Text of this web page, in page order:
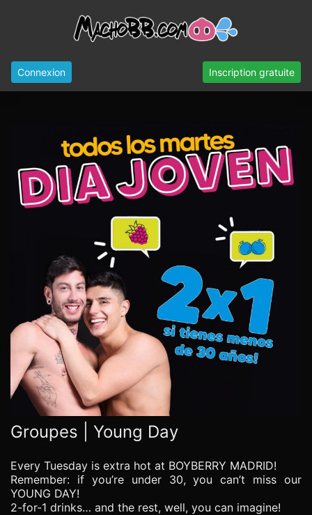
Connexion Inscription gratuite
Groupes | Young Day
Every Tuesday is extra hot at BOYBERRY MADRID!
Remember: if you’re under 30, you can’t miss our
YOUNG DAY!
2-for-1 drinks… and the rest, well, you can imagine!